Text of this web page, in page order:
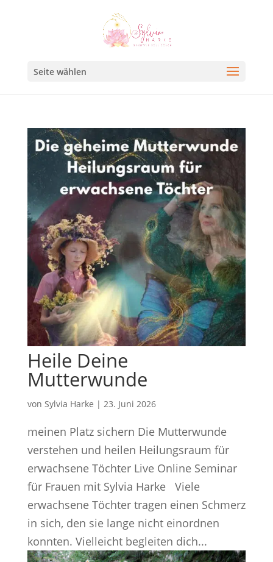
Seite wählen
Heile Deine
Mutterwunde
von Sylvia Harke | 23. Juni 2026
meinen Platz sichern Die Mutterwunde
verstehen und heilen Heilungsraum für
erwachsene Töchter Live Online Seminar
für Frauen mit Sylvia Harke Viele
erwachsene Töchter tragen einen Schmerz
in sich, den sie lange nicht einordnen
konnten. Vielleicht begleiten dich...